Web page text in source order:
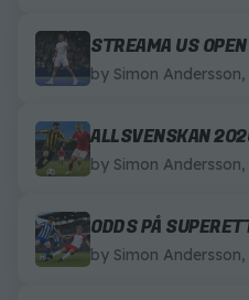
STREAMA US
by Simon
ALLSVENSKAN
by Simon
ODDS PÅ
by Simon